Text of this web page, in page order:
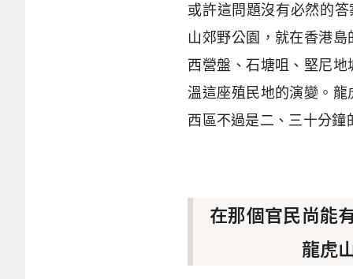
或許這問題沒有必然的
山郊野公園，就在香港
西營盤、石塘咀、堅尼
溫這座殖民地的演變。
西區不過是二、三十分
在那個官民尚能
龍虎